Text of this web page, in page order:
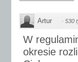
Artur · 530
W
okresie